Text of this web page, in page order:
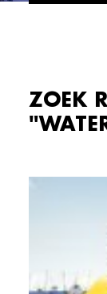
ZOEK